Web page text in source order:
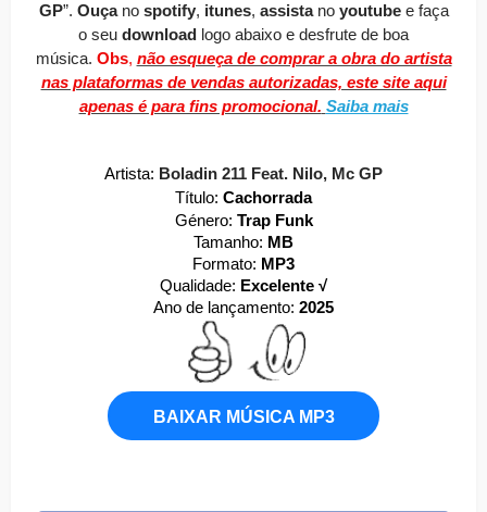
GP”. Ouçano spotify, itunes, assistano youtube e faça
o seu download logo abaixo e desfrute de boa
música. Obs, não esqueça de comprar a obra do artista
nas plataformas de vendas autorizadas, este site aqui
apenas é para fins promocional. Saiba mais
Artista: Boladin 211 Feat. Nilo, Mc GP
Título: Cachorrada
Género: Trap Funk
Tamanho: MB
Formato: MP3
Qualidade: Excelente √
Ano de lançamento: 2025
BAIXAR MÚSICA MP3